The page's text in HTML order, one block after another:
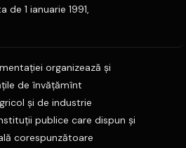
1 ianuarie 1991,
organizează şi
de învăţămînt
şi de industrie
publice care dispun şi
corespunzătoare